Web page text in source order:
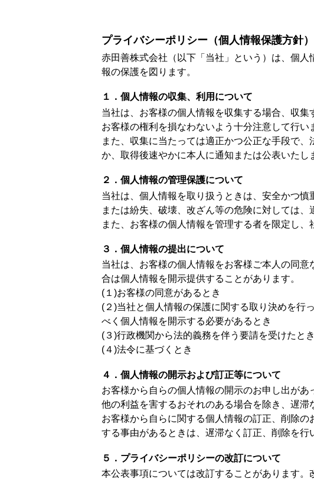
プライバシーポリシー（個人情報保護方針）
赤田善株式会社（以下「当社」という）は、個
報の保護を図ります。
１．個人情報の収集、利用について
当社は、お客様の個人情報を収集する場合、収
お客様の権利を損なわないよう十分注意して行い
また、収集に当たっては適正かつ公正な手段で
か、取得後速やかに本人に通知または公表いたし
２．個人情報の管理保護について
当社は、個人情報を取り扱うときは、安全かつ
または紛失、破壊、改ざん等の危険に対しては
また、お客様の個人情報を管理する者を限定し
３．個人情報の提出について
当社は、お客様の個人情報をお客様ご本人の同
合は個人情報を開示提供することがあります。
(１)お客様の同意があるとき
(２)当社と個人情報の保護に関する取り決めを行
べく個人情報を開示する必要があるとき
(３)行政機関から法的義務を伴う要請を受けたとき
(４)法令に基づくとき
４．個人情報の開示および訂正等について
お客様から自らの個人情報の開示のお申し出が
他の利益を害するおそれのある場合を除き、遅滞
お客様から自らに関する個人情報の訂正、削除
する事由があるときは、遅滞なく訂正、削除を行
５．プライバシーポリシーの改訂について
本公表事項については改訂することがあります。